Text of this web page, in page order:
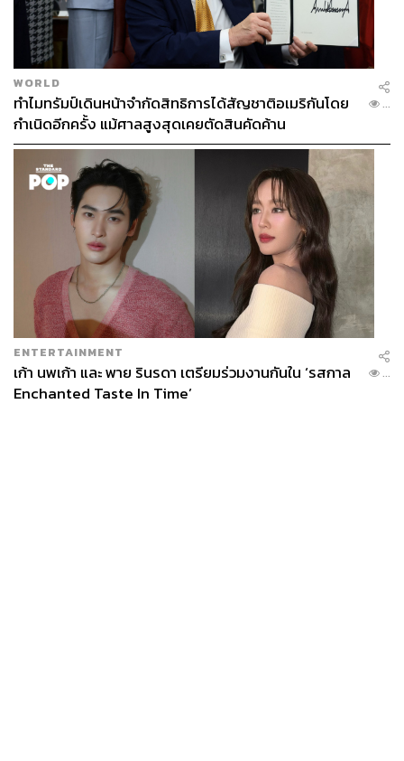
WORLD
ทำไมทรัมป์เดินหน้าจำกัดสิทธิการได้สัญชาติอเมริกันโดย
กำเนิดอีกครั้ง แม้ศาลสูงสุดเคยตัดสินคัดค้าน
...
ENTERTAINMENT
เก้า นพเก้า และ พาย รินรดา เตรียมร่วมงานกันใน ‘รสกาล
Enchanted Taste In Time’
...